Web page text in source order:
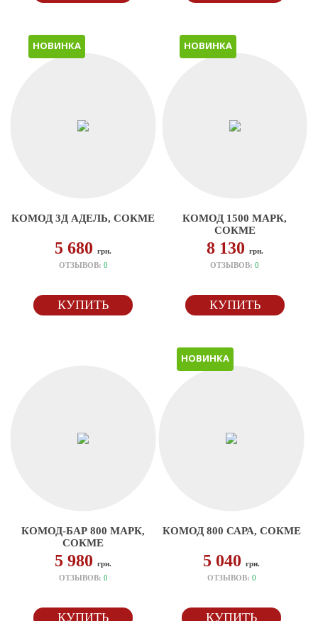
НОВИНКА
КОМОД 3Д АДЕЛЬ, СОКМЕ
5 680грн.
ОТЗЫВОВ: 0
КУПИТЬ
НОВИНКА
КОМОД 1500 МАРК,
СОКМЕ
8 130 грн.
ОТЗЫВОВ:0
КУПИТЬ
КОМОД-БАР 800 МАРК,
СОКМЕ
5 980грн.
ОТЗЫВОВ: 0
КУПИТЬ
НОВИНКА
КОМОД 800 САРА, СОКМЕ
5 040грн.
ОТЗЫВОВ: 0
КУПИТЬ